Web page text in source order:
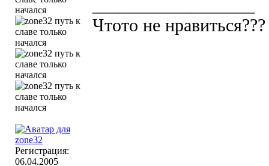
Регистрация:
06.04.2005
Чтото не